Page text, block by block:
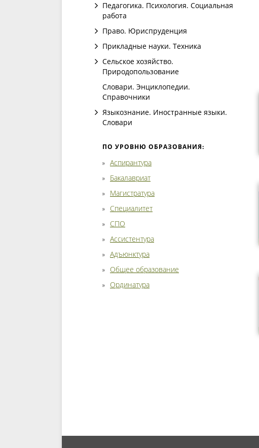
Педагогика. Психология. Социальная
работа
Право. Юриспруденция
Прикладные науки. Техника
Сельское хозяйство.
Природопользование
Словари. Энциклопедии.
Справочники
Языкознание. Иностранные языки.
Словари
ПО УРОВНЮ ОБРАЗОВАНИЯ:
Аспирантура
Бакалавриат
Магистратура
Специалитет
СПО
Ассистентура
Адъюнктура
Общее образование
Ординатура